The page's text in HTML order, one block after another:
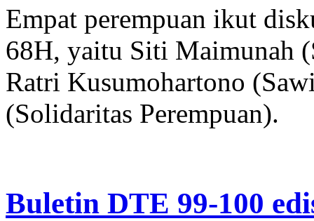
Empat perempuan ikut
68H, yaitu Siti Maimunah
Ratri Kusumohartono
(Solidaritas Perempuan).
Buletin DTE 99-100